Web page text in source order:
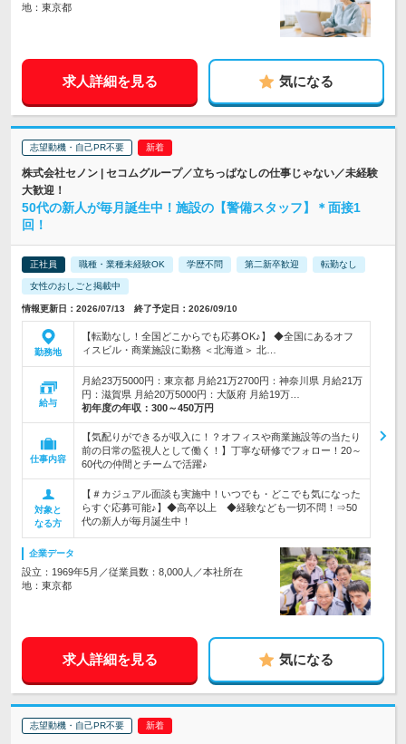
地：東京都
求人詳細を見る 気になる
志望動機・自己PR不要
株式会社セノン | セコムグループ／立ちっぱなしの仕事じゃない／未経験
大歓迎！
50代の新人が毎月誕生中！施設の【警備スタッフ】＊面接1
回！
正社員 職種・業種未経験OK 学歴不問 第二新卒歓迎 転勤なし
女性のおしごと掲載中
情報更新日：2026/07/13 終了予定日：2026/09/10
勤務地
【転勤なし！全国どこからでも応募OK♪】 ◆全国にあるオフ
ィスビル・商業施設に勤務 ＜北海道＞ 北…
給与
月給23万5000円：東京都 月給21万2700円：神奈川県 月給21万
円：滋賀県 月給20万5000円：大阪府 月給19万…
初年度の年収： 300～450万円
仕事内容
【気配りができるが収入に！？オフィスや商業施設等の当たり
前の日常の監視人として働く！】丁寧な研修でフォロー！20～
60代の仲間とチームで活躍♪
対象と
なる方
【＃カジュアル面談も実施中！いつでも・どこでも気になった
らすぐ応募可能♪】◆高卒以上 ◆経験なども一切不問！⇒50
代の新人が毎月誕生中！
企業データ
設立：1969年5月／従業員数：8,000人／本社所在
地：東京都
求人詳細を見る 気になる
志望動機・自己PR不要